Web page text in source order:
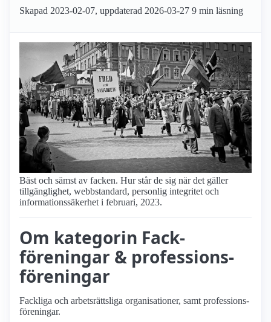
Skapad 2023-02-07, uppdaterad 2026-03-27 9 min läsning
Bäst och sämst av facken. Hur står de sig när det gäller
tillgänglighet, webbstandard, personlig integritet och
informationssäkerhet i februari, 2023.
Om kategorin Fack­
föreningar & professions­
föreningar
Fackliga och arbets­rättsliga organisationer, samt professions­
föreningar.